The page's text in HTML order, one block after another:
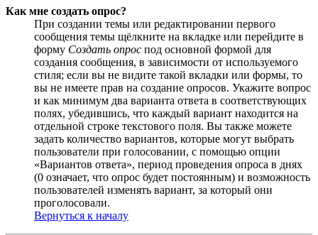
Как мне создать опрос?
При создании темы или редактировании первого
сообщения темы щёлкните на вкладке или перейдите в
форму Создать опрос под основной формой для
создания сообщения, в зависимости от используемого
стиля; если вы не видите такой вкладки или формы, то
вы не имеете прав на создание опросов. Укажите вопрос
и как минимум два варианта ответа в соответствующих
полях, убедившись, что каждый вариант находится на
отдельной строке текстового поля. Вы также можете
задать количество вариантов, которые могут выбрать
пользователи при голосовании, с помощью опции
«Вариантов ответа», период проведения опроса в днях
(0 означает, что опрос будет постоянным) и возможность
пользователей изменять вариант, за который они
проголосовали.
Вернуться к началу